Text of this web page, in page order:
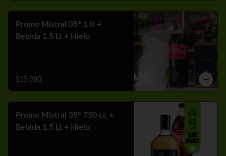
Promo Mistral 35° 1 lt +
Bebida 1.5 Lt + Hielo
$15.980
Promo Mistral 35° 750 cc +
Bebida 1.5 Lt + Hielo